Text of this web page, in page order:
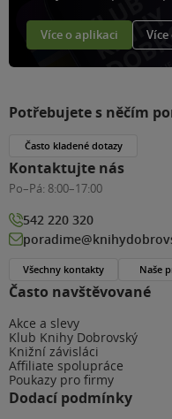
Více o aplikaci
Často navštěvované
Akce a slevy
Klub Knihy Dobrovský
Knižní závisláci
Affiliate spolupráce
Poukazy pro firmy
Dodací podmínky
Potřebujete s něčím
Často kladené dotazy
Kontaktujte nás
Po–Pá: 8:00–17:00
542 220 320
Všechny kontakty Naše